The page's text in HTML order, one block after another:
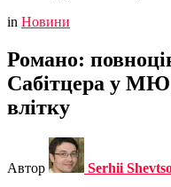
in Новини
Романо:
Сабітцера у МЮ
влітку
Автор Serhii